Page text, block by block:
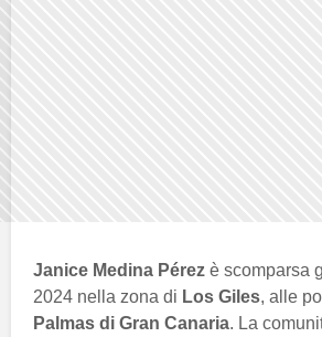
Janice Medina Pérez è scomparsa
2024 nella zona di Los Giles, alle
Palmas di Gran Canaria. La